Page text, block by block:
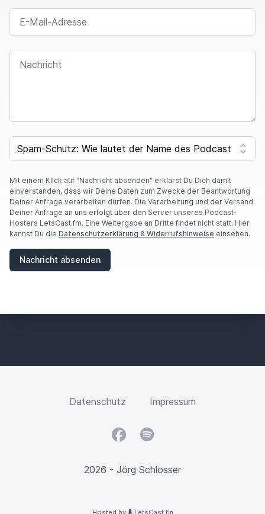
E-MAIL-ADRESSE
NACHRICHT
SPAM CAPTCHA
Mit einem Klick auf "Nachricht absenden" erklärst Du Dich damit
einverstanden, dass wir Deine Daten zum Zwecke der Beantwortung
Deiner Anfrage verarbeiten dürfen. Die Verarbeitung und der Versand
Deiner Anfrage an uns erfolgt über den Server unseres Podcast-
Hosters LetsCast.fm. Eine Weitergabe an Dritte findet nicht statt. Hier
kannst Du die Datenschutzerklärung & Widerrufshinweise einsehen.
Nachricht absenden
Datenschutz Impressum
FacebookSpotify
2026 - Jörg Schlosser
Hosted by LetsCast.fm